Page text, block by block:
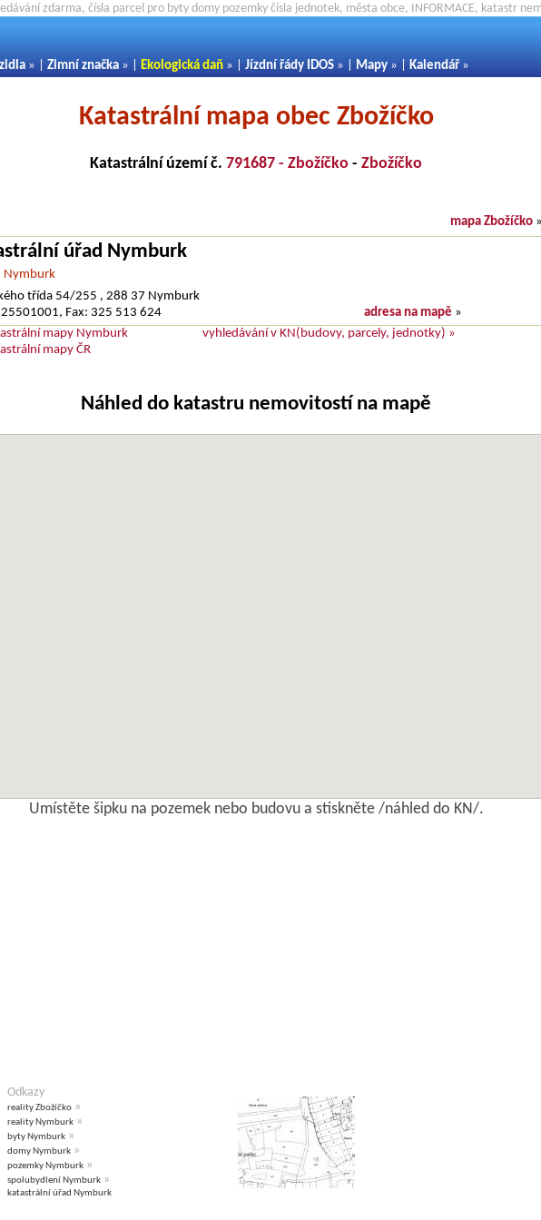
zdarma, čísla parcel pro byty domy pozemky čísla jednotek, města obce, INFORMACE, katastr
» | Zimní značka » | Ekologická daň » | Jízdní řády IDOS » | Mapy » | Kalendář »
Katastrální mapa obec Zbožíčko
Katastrální území č. 791687 - Zbožíčko - Zbožíčko
mapa Zbožíčko »
úřad Nymburk
Nymburk
třída 54/255 , 288 37 Nymburk
Fax: 325 513 624
adresa na mapě »
mapy Nymburk
mapy ČR
vyhledávání v KN(budovy, parcely, jednotky) »
Náhled do katastru nemovitostí na mapě
Umístěte šipku na pozemek nebo budovu a stiskněte /náhled do KN/.
Odkazy
reality Zbožíčko »
reality Nymburk »
byty Nymburk »
domy Nymburk »
pozemky Nymburk »
spolubydlení Nymburk »
katastrální úřad Nymburk